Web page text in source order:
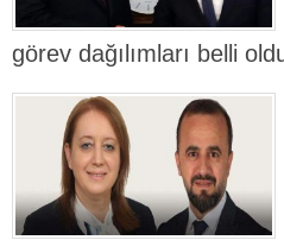
görev dağılımları belli